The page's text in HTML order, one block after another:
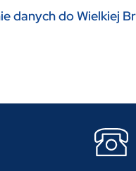
danych do Wielkiej